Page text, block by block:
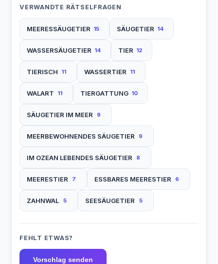
VERWANDTE RÄTSELFRAGEN
MEERESSÄUGETIER 15 SÄUGETIER 14
WASSERSÄUGETIER 14 TIER 12
TIERISCH 11 WASSERTIER 11
WALART 11 TIERGATTUNG 10
SÄUGETIER IM MEER 9
MEERBEWOHNENDES SÄUGETIER 9
IM OZEAN LEBENDES SÄUGETIER 8
MEERESTIER 7 ESSBARES MEERESTIER 6
ZAHNWAL 5 SEESÄUGETIER 5
FEHLT ETWAS?
Vorschlag senden